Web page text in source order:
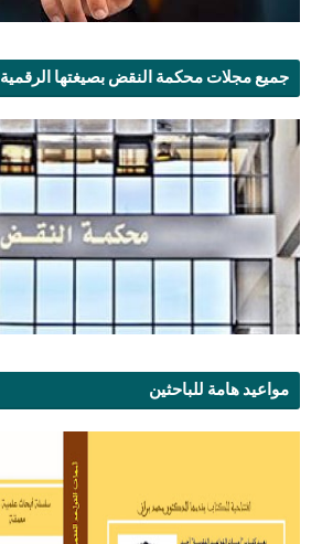
جميع مجلات محكمة النقض بصيغتها الرقمية
مواعيد هامة للباحثين